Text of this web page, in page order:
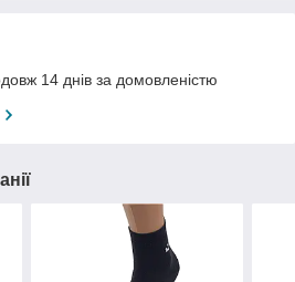
14 днів за домовленістю